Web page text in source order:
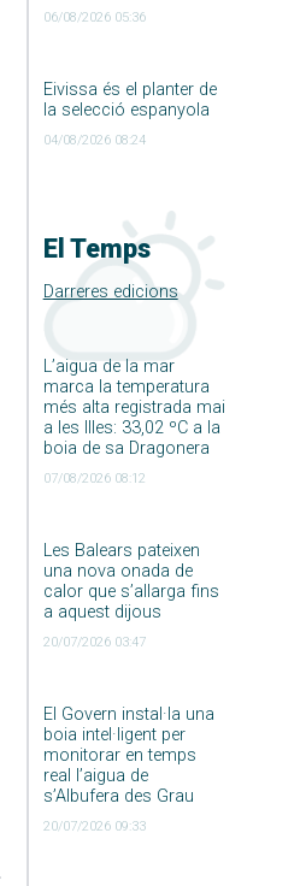
06/08/2026 05:36
Eivissa és el planter de
la selecció espanyola
04/08/2026 08:24
El Temps
Darreres edicions
L’aigua de la mar
marca la temperatura
més alta registrada mai
a les Illes: 33,02 ºC a la
boia de sa Dragonera
07/08/2026 08:12
Les Balears pateixen
una nova onada de
calor que s’allarga fins
a aquest dijous
20/07/2026 03:47
El Govern instal·la una
boia intel·ligent per
monitorar en temps
real l’aigua de
s’Albufera des Grau
20/07/2026 09:33